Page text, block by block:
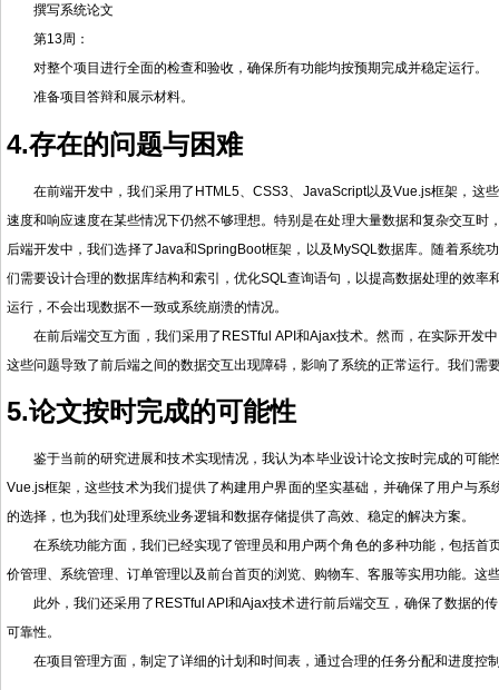
撰写系统论文
第13周：
对整个项目进行全面的检查和验收，确保所有功能均按预期完成并稳定运行。
准备项目答辩和展示材料。
4.存在的问题与困难
在前端开发中，我们采用了HTML5、CSS3、JavaScript以及Vue.js框架，这
速度和响应速度在某些情况下仍然不够理想。特别是在处理大量数据和复杂交互
后端开发中，我们选择了Java和SpringBoot框架，以及MySQL数据库。随着系
们需要设计合理的数据库结构和索引，优化SQL查询语句，以提高数据处理的效
运行，不会出现数据不一致或系统崩溃的情况。
在前后端交互方面，我们采用了RESTful API和Ajax技术。然而，在实际开
这些问题导致了前后端之间的数据交互出现障碍，影响了系统的正常运行。我们
5.论文按时完成的可能性
鉴于当前的研究进展和技术实现情况，我认为本毕业设计论文按时完成的可
Vue.js框架，这些技术为我们提供了构建用户界面的坚实基础，并确保了用户与
的选择，也为我们处理系统业务逻辑和数据存储提供了高效、稳定的解决方案。
在系统功能方面，我们已经实现了管理员和用户两个角色的多种功能，包括
价管理、系统管理、订单管理以及前台首页的浏览、购物车、客服等实用功能。
此外，我们还采用了RESTful API和Ajax技术进行前后端交互，确保了数据
可靠性。
在项目管理方面，制定了详细的计划和时间表，通过合理的任务分配和进度控